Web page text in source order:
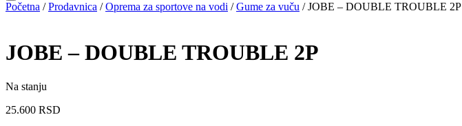
Početna /Prodavnica /Oprema za sportove na vodi /Gume za vuču / JOBE – DOUBLE TROUBLE 2P
JOBE – DOUBLE TROUBLE 2P
Na stanju
25.600 RSD